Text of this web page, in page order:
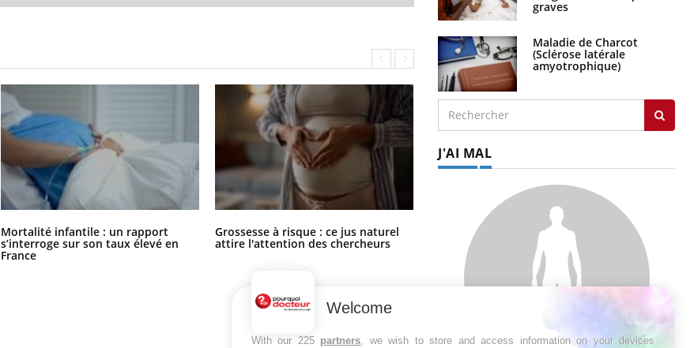
Mortalité infantile : un rapport
s’interroge sur son taux élevé en
France
Grossesse à risque : ce jus naturel
attire l'attention des chercheurs
Comment oublier les écrans en
vacances ?
graves
Maladie de Charcot
(Sclérose latérale
amyotrophique)
J'AI MAL
Welcome
With our 225 partners, we wish to store and access information on your devices